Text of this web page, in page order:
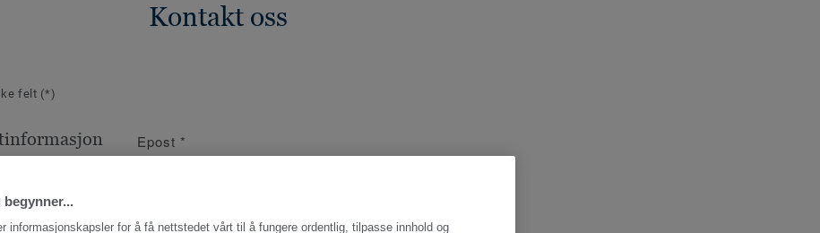
Kontakt oss
felt (*)
Epost *
begynner...
informasjonskapsler for å få nettstedet vårt til å fungere ordentlig, tilpasse innhold og